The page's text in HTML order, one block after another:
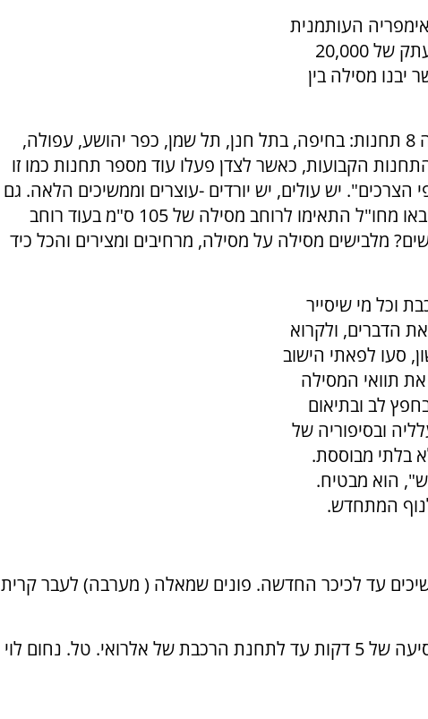
באימפריה העותמנית
כי זמנם קרב לקיצו הם משקיעים סכום עתק של 20,000
9500 פועלים אשר יבנו מסילה בין
בשנת 1905 נחנכה המסילה כשלאורכה 8 תחנות: בחיפה, בתל חנן, תל שמן, כפר יהושע, עפולה,
הקבועות, כאשר לצדן פעלו עוד מספר תחנות כמו זו
יש עולים, יש יורדים -עוצרים וממשיכים הלאה. גם
רוחב המסילה היווה בעיה. הקרונות שיובאו מחו"ל התאימו לרוחב מסילה של 105 ס"מ בעוד רוחב
מלבישים מסילה על מסילה, מרחיבים ומצירים והכל כיד
וכל מי שיסייר
הדברים, ולקרוא
סעו לפאתי הישוב
תוואי המסילה
שנסעו כאן בשנת 1935. בחפץ לב ובתיאום
ובסיפוריה של
בלתי מבוססת.
הוא מבטיח.
המתחדש.
תשבי, ממשיכים עד לכיכר החדשה. פונים שמאלה ( מערבה) לעבר קרית
נוסעים בכביש מערבה לכיוון אל רואי. נסיעה של 5 דקות עד לתחנת הרכבת של אלרואי. טל. נחום לוי